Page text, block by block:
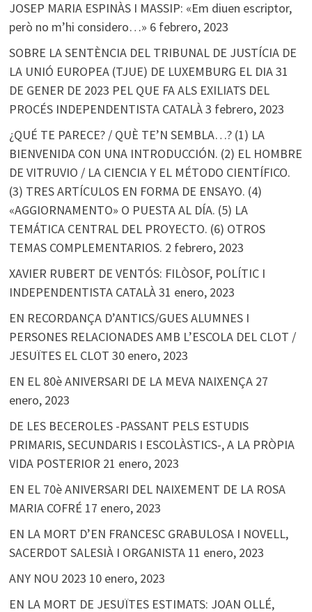
JOSEP MARIA ESPINÀS I MASSIP: «Em diuen escriptor,
però no m’hi considero…» 6 febrero, 2023
SOBRE LA SENTÈNCIA DEL TRIBUNAL DE JUSTÍCIA DE
LA UNIÓ EUROPEA (TJUE) DE LUXEMBURG EL DIA 31
DE GENER DE 2023 PEL QUE FA ALS EXILIATS DEL
PROCÉS INDEPENDENTISTA CATALÀ3 febrero, 2023
¿QUÉ TE PARECE? / QUÈ TE’N SEMBLA…? (1) LA
BIENVENIDA CON UNA INTRODUCCIÓN. (2) EL HOMBRE
DE VITRUVIO / LA CIENCIA Y EL MÉTODO CIENTÍFICO.
(3) TRES ARTÍCULOS EN FORMA DE ENSAYO. (4)
«AGGIORNAMENTO» O PUESTA AL DÍA. (5) LA
TEMÁTICA CENTRAL DEL PROYECTO. (6) OTROS
TEMAS COMPLEMENTARIOS. 2 febrero, 2023
XAVIER RUBERT DE VENTÓS: FILÒSOF, POLÍTIC I
INDEPENDENTISTA CATALÀ31 enero, 2023
EN RECORDANÇA D’ANTICS/GUES ALUMNES I
PERSONES RELACIONADES AMB L’ESCOLA DEL CLOT /
JESUÏTES EL CLOT 30 enero, 2023
EN EL 80è ANIVERSARI DE LA MEVA NAIXENÇA 27
enero, 2023
DE LES BECEROLES -PASSANT PELS ESTUDIS
PRIMARIS, SECUNDARIS I ESCOLÀSTICS-, A LA PRÒPIA
VIDA POSTERIOR 21 enero, 2023
EN EL 70è ANIVERSARI DEL NAIXEMENT DE LA ROSA
MARIA COFRÉ 17 enero, 2023
EN LA MORT D’EN FRANCESC GRABULOSA I NOVELL,
SACERDOT SALESIÀ I ORGANISTA 11 enero, 2023
ANY NOU 2023 10 enero, 2023
EN LA MORT DE JESUÏTES ESTIMATS: JOAN OLLÉ,